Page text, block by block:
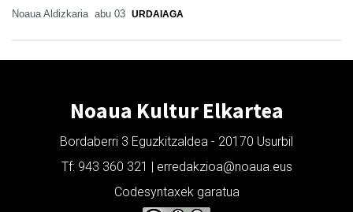
Noaua Aldizkaria abu 03 URDAIAGA
Noaua Kultur Elkartea
Bordaberri 3 Eguzkitzaldea - 20170 Usurbil
Tf: 943 360 321 | erredakzioa@noaua.eus
Codesyntaxek garatua